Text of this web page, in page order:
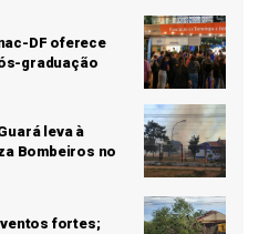
DF oferece
graduação
leva à
Bombeiros no
fortes;